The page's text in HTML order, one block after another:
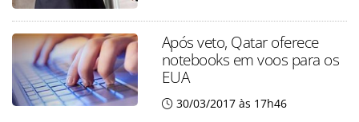
Após veto, Qatar oferece
notebooks em voos para os
EUA
30/03/2017 às 17h46